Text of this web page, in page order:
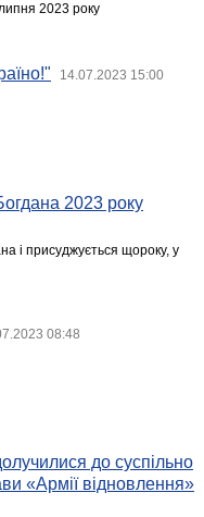
2023 року
14.07.2023 15:00
2023 року
і присуджується щороку, у
08:48
до суспільно
«Армії відновлення»